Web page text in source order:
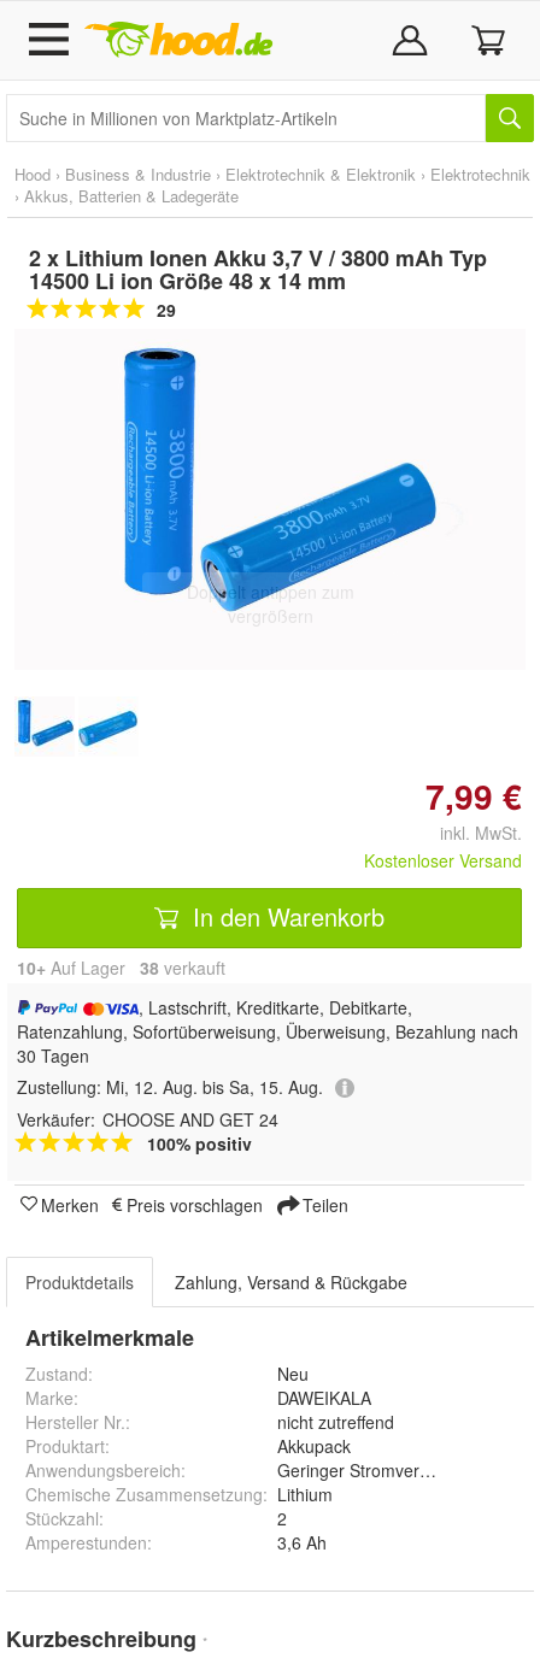
Hood › Business & Industrie › Elektrotechnik & Elektronik › Elektrotechnik
› Akkus, Batterien & Ladegeräte
2 x Lithium Ionen Akku 3,7 V / 3800 mAh Typ
14500 Li ion Größe 48 x 14 mm
29
Doppelt antippen zum
vergrößern
7,99 €
inkl. MwSt.
Kostenloser Versand
In den Warenkorb
10+ Auf Lager 38 verkauft
, Lastschrift, Kreditkarte, Debitkarte,
Ratenzahlung, Sofortüberweisung, Überweisung, Bezahlung nach
30 Tagen
Zustellung: Mi, 12. Aug. bis Sa, 15. Aug.
Verkäufer: CHOOSE AND GET 24
100% positiv
Merken Preis vorschlagen Teilen
Produktdetails Zahlung, Versand & Rückgabe
Artikelmerkmale
Zustand:
Neu
Marke:
DAWEIKALA
Hersteller Nr.:
nicht zutreffend
Produktart:
Akkupack
Anwendungsbereich:
Geringer Stromverbrauch
Chemische Zusammensetzung: Lithium
Stückzahl:
2
Amperestunden: 3,6 Ah
Kurzbeschreibung *